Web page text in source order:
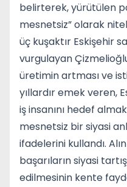
belirterek, yürütülen
mesnetsiz” olarak
üç kuşaktır Eskişehir
vurgulayan
üretimin artması ve
yıllardır emek veren,
iş insanını hedef
mesnetsiz bir siyasi
ifadelerini kullandı.
başarıların siyasi
edilmesinin kente